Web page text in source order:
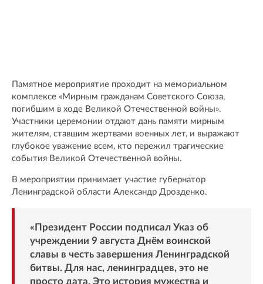
Памятное мероприятие проходит на мемориальном
комплексе «Мирным гражданам Советского Союза,
погибшим в ходе Великой Отечественной войны».
Участники церемонии отдают дань памяти мирным
жителям, ставшим жертвами военных лет, и выражают
глубокое уважение всем, кто пережил трагические
события Великой Отечественной войны.
В мероприятии принимает участие губернатор
Ленинградской области Александр Дрозденко.
«Президент России подписал Указ об
учреждении 9 августа Днём воинской
славы в честь завершения Ленинградской
битвы. Для нас, ленинградцев, это не
просто дата. Это история мужества и